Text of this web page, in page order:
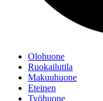
Olohuone
Ruokailutila
Makuuhuone
Eteinen
Työhuone